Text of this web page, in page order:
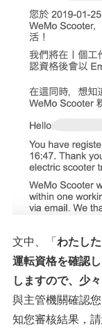
文中、「わたし
運転資格を確認
しますので、少
與主管機關確認
知您審核結果，